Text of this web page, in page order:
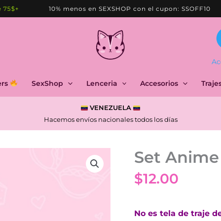
10% menos en SEXSHOP con el cupon: SSOFF10
SexShop Lenceria Accesorios
VENEZUELA
Hacemos envíos nacionales todos los días
Set
$12.00
No es tela de traje